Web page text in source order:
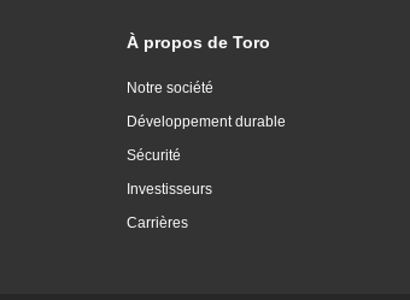
À propos de Toro
Notre société
Développement durable
Sécurité
Investisseurs
Carrières